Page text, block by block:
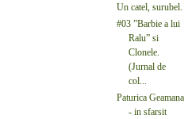
Un catel, surubel.
#03 ”Barbie a lui
Ralu” si
Clonele.
(Jurnal de
col...
Paturica Geamana
- in sfarsit